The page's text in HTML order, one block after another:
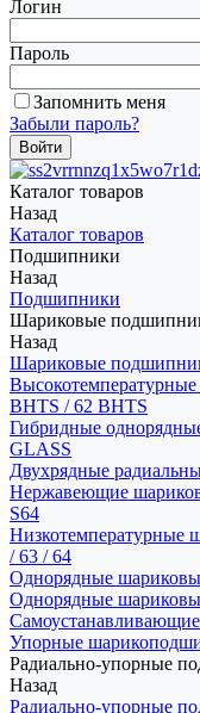
Логин
Пароль
Запомнить меня
Забыли пароль?
Каталог товаров
Назад
Каталог товаров
Подшипники
Назад
Подшипники
Шариковые
Назад
Шариковые
BHTS / 62 BHTS
Гибридные
GLASS
Двухрядные
Нержавеющие
S64
Низкотемпературные
/ 63 / 64
Однорядные
Однорядные
Упорные
Радиально-упорные
Назад
Радиально-упорные